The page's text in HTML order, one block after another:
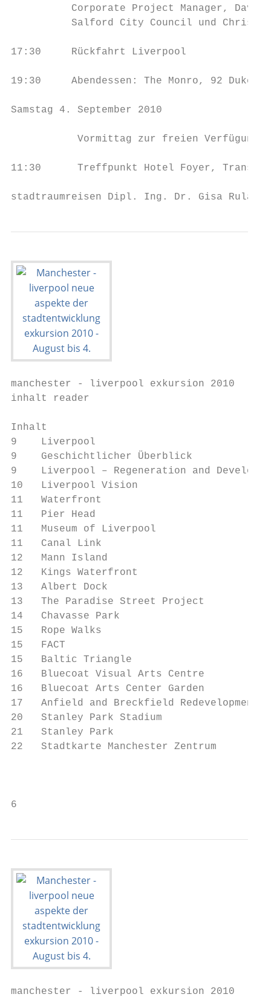
Corporate Project Manager,
Salford City Council und Chris
17:30     Rückfahrt Liverpool
19:30     Abendessen: The Monro, 92 Duke
Samstag 4. September 2010
           Vormittag zur freien Verfügung
11:30      Treffpunkt Hotel Foyer, Transfer
stadtraumreisen Dipl. Ing. Dr.
manchester - liverpool exkursion 2010
inhalt reader
Inhalt
9    Liverpool
9    Geschichtlicher Überblick
9    Liverpool – Regeneration and
10   Liverpool Vision
11   Waterfront
11   Pier Head
11   Museum of Liverpool
11   Canal Link
12   Mann Island
12   Kings Waterfront
13   Albert Dock
13   The Paradise Street Project
14   Chavasse Park
15   Rope Walks
15   FACT
15   Baltic Triangle
16   Bluecoat Visual Arts Centre
16   Bluecoat Arts Center Garden
17   Anfield and Breckfield Redevelopment
20   Stanley Park Stadium
21   Stanley Park
22   Stadtkarte Manchester Zentrum
6
manchester - liverpool exkursion 2010